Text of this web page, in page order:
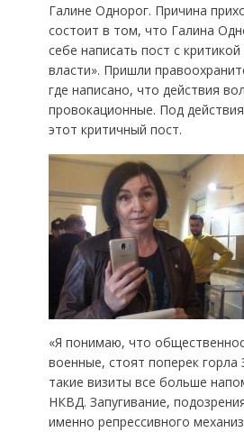
Галине Однорог. Причина
состоит в том, что Галина
себе написать пост с критикой
власти». Пришли
где написано, что действия
провокационные. Под
этот критичный пост.
«Я понимаю, что
военные, стоят поперек горла
такие визиты все больше
НКВД. Запугивание,
именно репрессивного